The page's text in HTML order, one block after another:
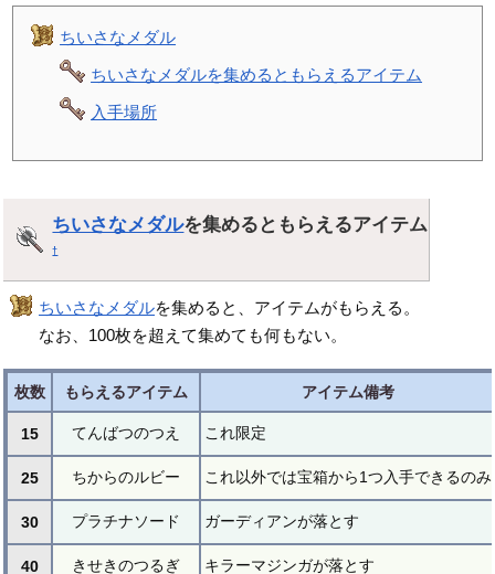
ちいさなメダル
ちいさなメダルを集めるともらえるアイテム
入手場所
ちいさなメダルを集めるともらえるアイテム
†
ちいさなメダルを集めると、アイテムがもらえる。
なお、100枚を超えて集めても何もない。
枚数 もらえるアイテム アイテム備考
15 てんばつのつえ これ限定
25 ちからのルビー これ以外では宝箱から1つ入手できるのみ
30 プラチナソード ガーディアンが落とす
40 きせきのつるぎ キラーマジンガが落とす